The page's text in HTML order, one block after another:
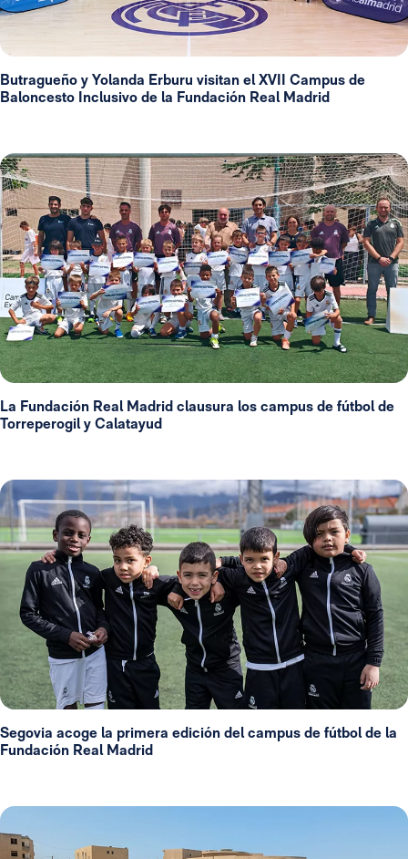
Butragueño y Yolanda Erburu visitan el XVII Campus de
Baloncesto Inclusivo de la Fundación Real Madrid
La Fundación Real Madrid clausura los campus de fútbol de
Torreperogil y Calatayud
Segovia acoge la primera edición del campus de fútbol de la
Fundación Real Madrid